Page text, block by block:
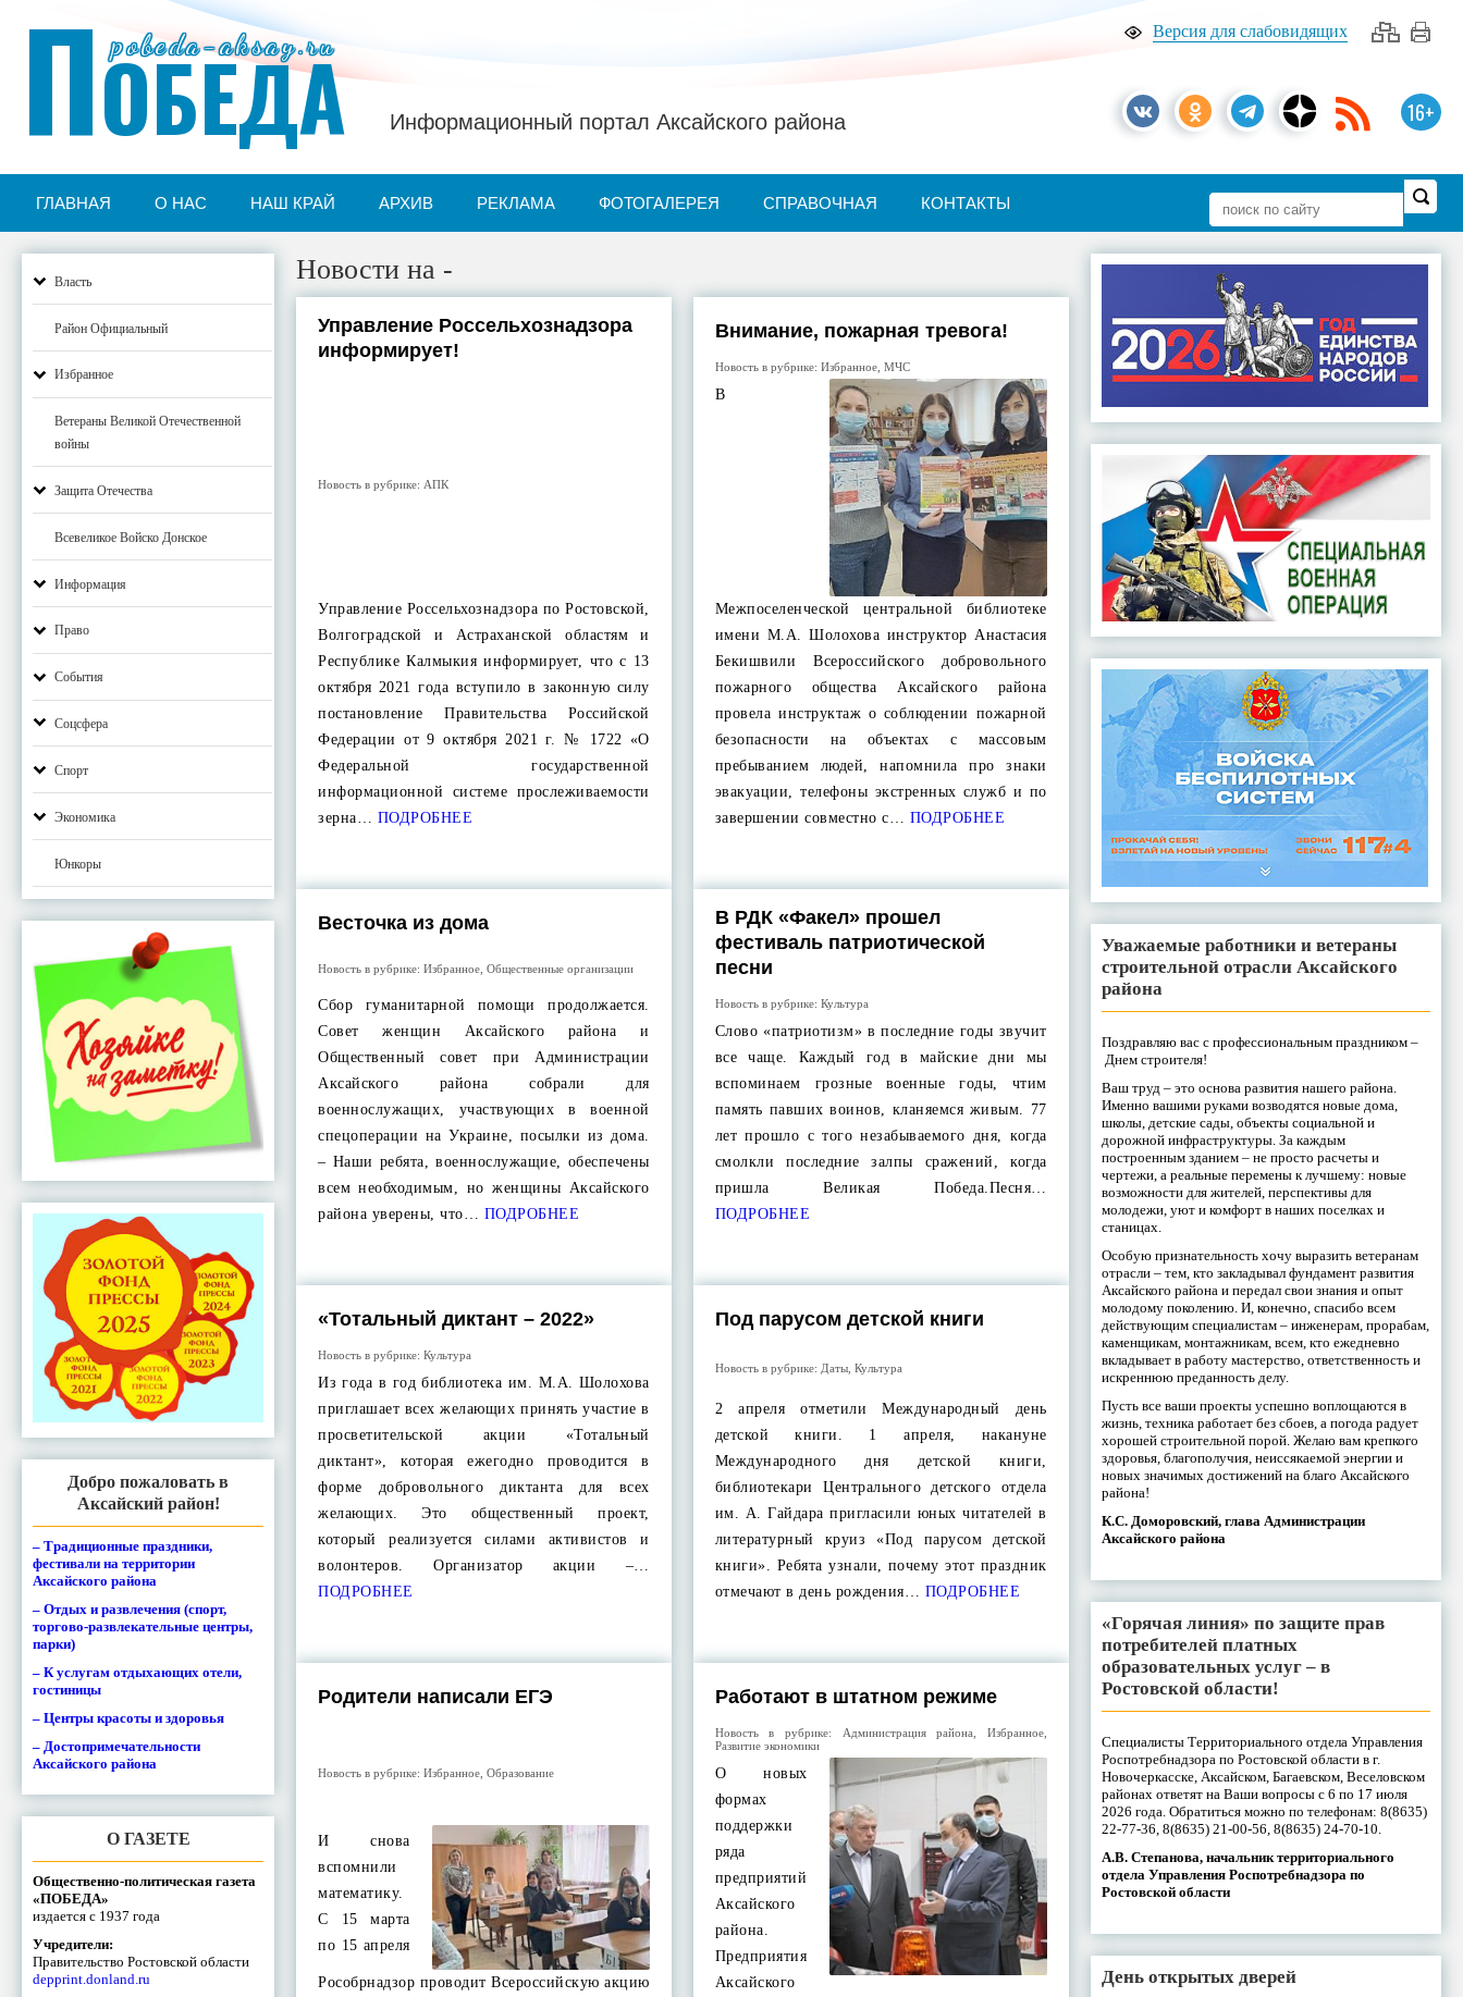
Версия для слабовидящих
16+
pobeda-aksay.ru
ПОБЕДА Информационный портал Аксайского района
ГЛАВНАЯ О НАС НАШ КРАЙ АРХИВ РЕКЛАМА ФОТОГАЛЕРЕЯ СПРАВОЧНАЯ КОНТАКТЫ
Власть
Район Официальный
Избранное
Ветераны Великой Отечественной
войны
Защита Отечества
Всевеликое Войско Донское
Информация
Право
События
Соцсфера
Спорт
Экономика
Юнкоры
Добро пожаловать в
Аксайский район!
– Традиционные праздники,
фестивали на территории
Аксайского района
– Отдых и развлечения (спорт,
торгово-развлекательные центры,
парки)
– К услугам отдыхающих отели,
гостиницы
– Центры красоты и здоровья
– Достопримечательности
Аксайского района
О ГАЗЕТЕ
Общественно-политическая газета
«ПОБЕДА»
издается с 1937 года
Учредители:
Правительство Ростовской области
depprint.donland.ru
Новости на -
Управление Россельхознадзора
информирует!
Новость в рубрике: АПК
Управление Россельхознадзора по Ростовской,
Волгоградской и Астраханской областям и
Республике Калмыкия информирует, что с 13
октября 2021 года вступило в законную силу
постановление Правительства Российской
Федерации от 9 октября 2021 г. № 1722 «О
Федеральной государственной
информационной системе прослеживаемости
зерна… ПОДРОБНЕЕ
Внимание, пожарная тревога!
Новость в рубрике: Избранное, МЧС
В
Межпоселенческой центральной библиотеке
имени М.А. Шолохова инструктор Анастасия
Бекишвили Всероссийского добровольного
пожарного общества Аксайского района
провела инструктаж о соблюдении пожарной
безопасности на объектах с массовым
пребыванием людей, напомнила про знаки
эвакуации, телефоны экстренных служб и по
завершении совместно с… ПОДРОБНЕЕ
Весточка из дома
Новость в рубрике:Избранное ,Общественные организации
Сбор гуманитарной помощи продолжается.
Совет женщин Аксайского района и
Общественный совет при Администрации
Аксайского района собрали для
военнослужащих, участвующих в военной
спецоперации на Украине, посылки из дома.
– Наши ребята, военнослужащие, обеспечены
всем необходимым, но женщины Аксайского
района уверены, что… ПОДРОБНЕЕ
В РДК «Факел» прошел
фестиваль патриотической
песни
Новость в рубрике: Культура
Слово «патриотизм» в последние годы звучит
все чаще. Каждый год в майские дни мы
вспоминаем грозные военные годы, чтим
память павших воинов, кланяемся живым. 77
лет прошло с того незабываемого дня, когда
смолкли последние залпы сражений, когда
пришла Великая Победа.Песня…
ПОДРОБНЕЕ
«Тотальный диктант – 2022»
Новость в рубрике:Культура
Из года в год библиотека им. М.А. Шолохова
приглашает всех желающих принять участие в
просветительской акции «Тотальный
диктант», которая ежегодно проводится в
форме добровольного диктанта для всех
желающих. Это общественный проект,
который реализуется силами активистов и
волонтеров. Организатор акции –…
ПОДРОБНЕЕ
Под парусом детской книги
Новость в рубрике: Даты, Культура
2 апреля отметили Международный день
детской книги. 1 апреля, накануне
Международного дня детской книги,
библиотекари Центрального детского отдела
им. А. Гайдара пригласили юных читателей в
литературный круиз «Под парусом детской
книги». Ребята узнали, почему этот праздник
отмечают в день рождения… ПОДРОБНЕЕ
Родители написали ЕГЭ
Новость в рубрике:Избранное ,Образование
И снова
вспомнили
математику.
С 15 марта
по 15 апреля
Рособрнадзор проводит Всероссийскую акцию
Работают в штатном режиме
Новость в рубрике: Администрация района Избранное,
Развитие экономики
О новых
формах
поддержки
ряда
предприятий
Аксайского
района.
Предприятия
Аксайского
Уважаемые работники и ветераны
строительной отрасли Аксайского
района
Поздравляю вас с профессиональным праздником –
Днем строителя!
Ваш труд – это основа развития нашего района.
Именно вашими руками возводятся новые дома,
школы, детские сады, объекты социальной и
дорожной инфраструктуры. За каждым
построенным зданием – не просто расчеты и
чертежи, а реальные перемены к лучшему: новые
возможности для жителей, перспективы для
молодежи, уют и комфорт в наших поселках и
станицах.
Особую признательность хочу выразить ветеранам
отрасли – тем, кто закладывал фундамент развития
Аксайского района и передал свои знания и опыт
молодому поколению. И, конечно, спасибо всем
действующим специалистам – инженерам, прорабам,
каменщикам, монтажникам, всем, кто ежедневно
вкладывает в работу мастерство, ответственность и
искреннюю преданность делу.
Пусть все ваши проекты успешно воплощаются в
жизнь, техника работает без сбоев, а погода радует
хорошей строительной порой. Желаю вам крепкого
здоровья, благополучия, неиссякаемой энергии и
новых значимых достижений на благо Аксайского
района!
К.С. Доморовский, глава Администрации
Аксайского района
«Горячая линия» по защите прав
потребителей платных
образовательных услуг – в
Ростовской области!
Специалисты Территориального отдела Управления
Роспотребнадзора по Ростовской области в г.
Новочеркасске, Аксайском, Багаевском, Веселовском
районах ответят на Ваши вопросы с 6 по 17 июля
2026 года. Обратиться можно по телефонам: 8(8635)
22-77-36, 8(8635) 21-00-56, 8(8635) 24-70-10.
А.В. Степанова, начальник территориального
отдела Управления Роспотребнадзора по
Ростовской области
День открытых дверей